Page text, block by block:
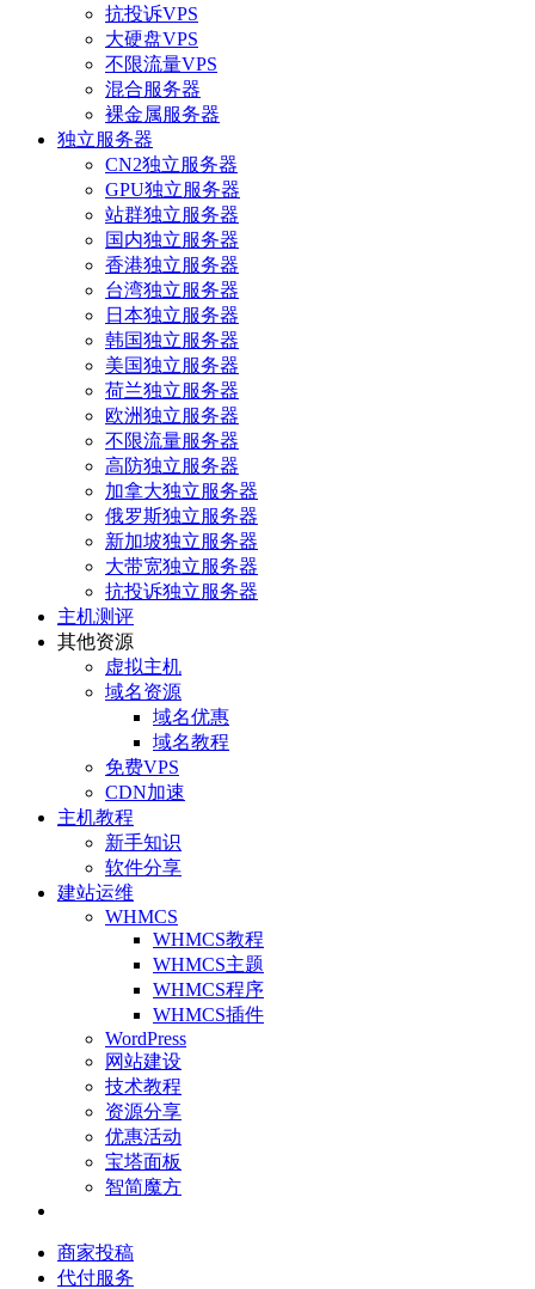
抗投诉VPS
大硬盘VPS
不限流量VPS
混合服务器
裸金属服务器
独立服务器
CN2独立服务器
GPU独立服务器
站群独立服务器
国内独立服务器
香港独立服务器
台湾独立服务器
日本独立服务器
韩国独立服务器
美国独立服务器
荷兰独立服务器
欧洲独立服务器
不限流量服务器
高防独立服务器
加拿大独立服务器
俄罗斯独立服务器
新加坡独立服务器
大带宽独立服务器
抗投诉独立服务器
主机测评
其他资源
虚拟主机
域名资源
域名优惠
域名教程
免费VPS
CDN加速
主机教程
新手知识
软件分享
建站运维
WHMCS
WHMCS教程
WHMCS主题
WHMCS程序
WHMCS插件
WordPress
网站建设
技术教程
资源分享
优惠活动
宝塔面板
智简魔方
商家投稿
代付服务